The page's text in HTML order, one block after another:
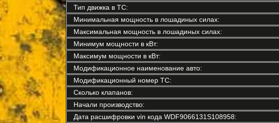
Тип движка в ТС:
Минимальная мощность в лошадиных силах:
Максимальная мощность в лошадиных силах:
Минимум мощности в кВт:
Максимум мощности в кВт:
Модификационное наименование авто:
Модификационный номер ТС:
Сколько клапанов:
Начали производство:
Дата расшифровки vin кода WDF9066131S108958: